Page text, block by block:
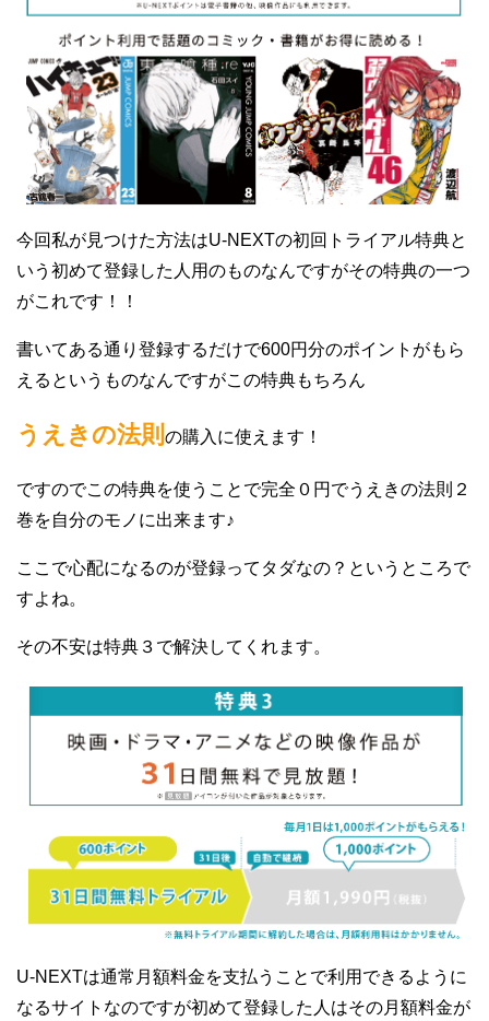
今回私が見つけた方法はU-NEXTの初回トライアル特典と
いう初めて登録した人用のものなんですがその特典の一つ
がこれです！！
書いてある通り登録するだけで600円分のポイントがもら
えるというものなんですがこの特典もちろん
うえきの法則 の購入に使えます！
ですのでこの特典を使うことで完全０円でうえきの法則２
巻を自分のモノに出来ます♪
ここで心配になるのが登録ってタダなの？というところで
すよね。
その不安は特典３で解決してくれます。
U-NEXTは通常月額料金を支払うことで利用できるように
なるサイトなのですが初めて登録した人はその月額料金が